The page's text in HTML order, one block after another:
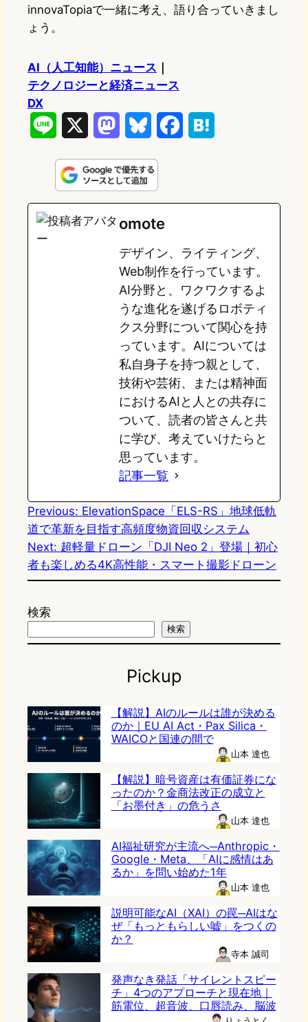
innovaTopiaで一緒に考え、語り合っていきまし
ょう。
AI（人工知能）ニュース
テクノロジーと経済ニュース
DX
n
e
s
t
o
d
o
n
u
e
s
y
e
o
o
k
e
a
omote
デザイン、ライティング、
Web制作を行っています。
AI分野と、ワクワクするよ
うな進化を遂げるロボティ
クス分野について関心を持
っています。AIについては
私自身子を持つ親として、
技術や芸術、または精神面
におけるAIと人との共存に
ついて、読者の皆さんと共
に学び、考えていけたらと
思っています。
記事一覧
Previous: ElevationSpace「ELS-RS」地球低軌
道で革新を目指す高頻度物資回収システム
Next: 超軽量ドローン「DJI Neo 2」登場｜初心
者も楽しめる4K高性能・スマート撮影ドローン
検索
検索
Pickup
【解説】AIのルールは誰が決める
のか｜EU AI Act・Pax Silica・
WAICOと国連の間で
山本 達也
【解説】暗号資産は有価証券にな
ったのか？金商法改正の成立と
「お墨付き」の危うさ
山本 達也
AI福祉研究が主流へ─Anthropic・
Google・Meta、「AIに感情はあ
るか」を問い始めた1年
山本 達也
説明可能なAI（XAI）の罠─AIはな
ぜ「もっともらしい嘘」をつくの
か？
寺本 誠司
発声なき発話「サイレントスピー
チ」4つのアプローチと現在地｜
筋電位、超音波、口唇読み、脳波